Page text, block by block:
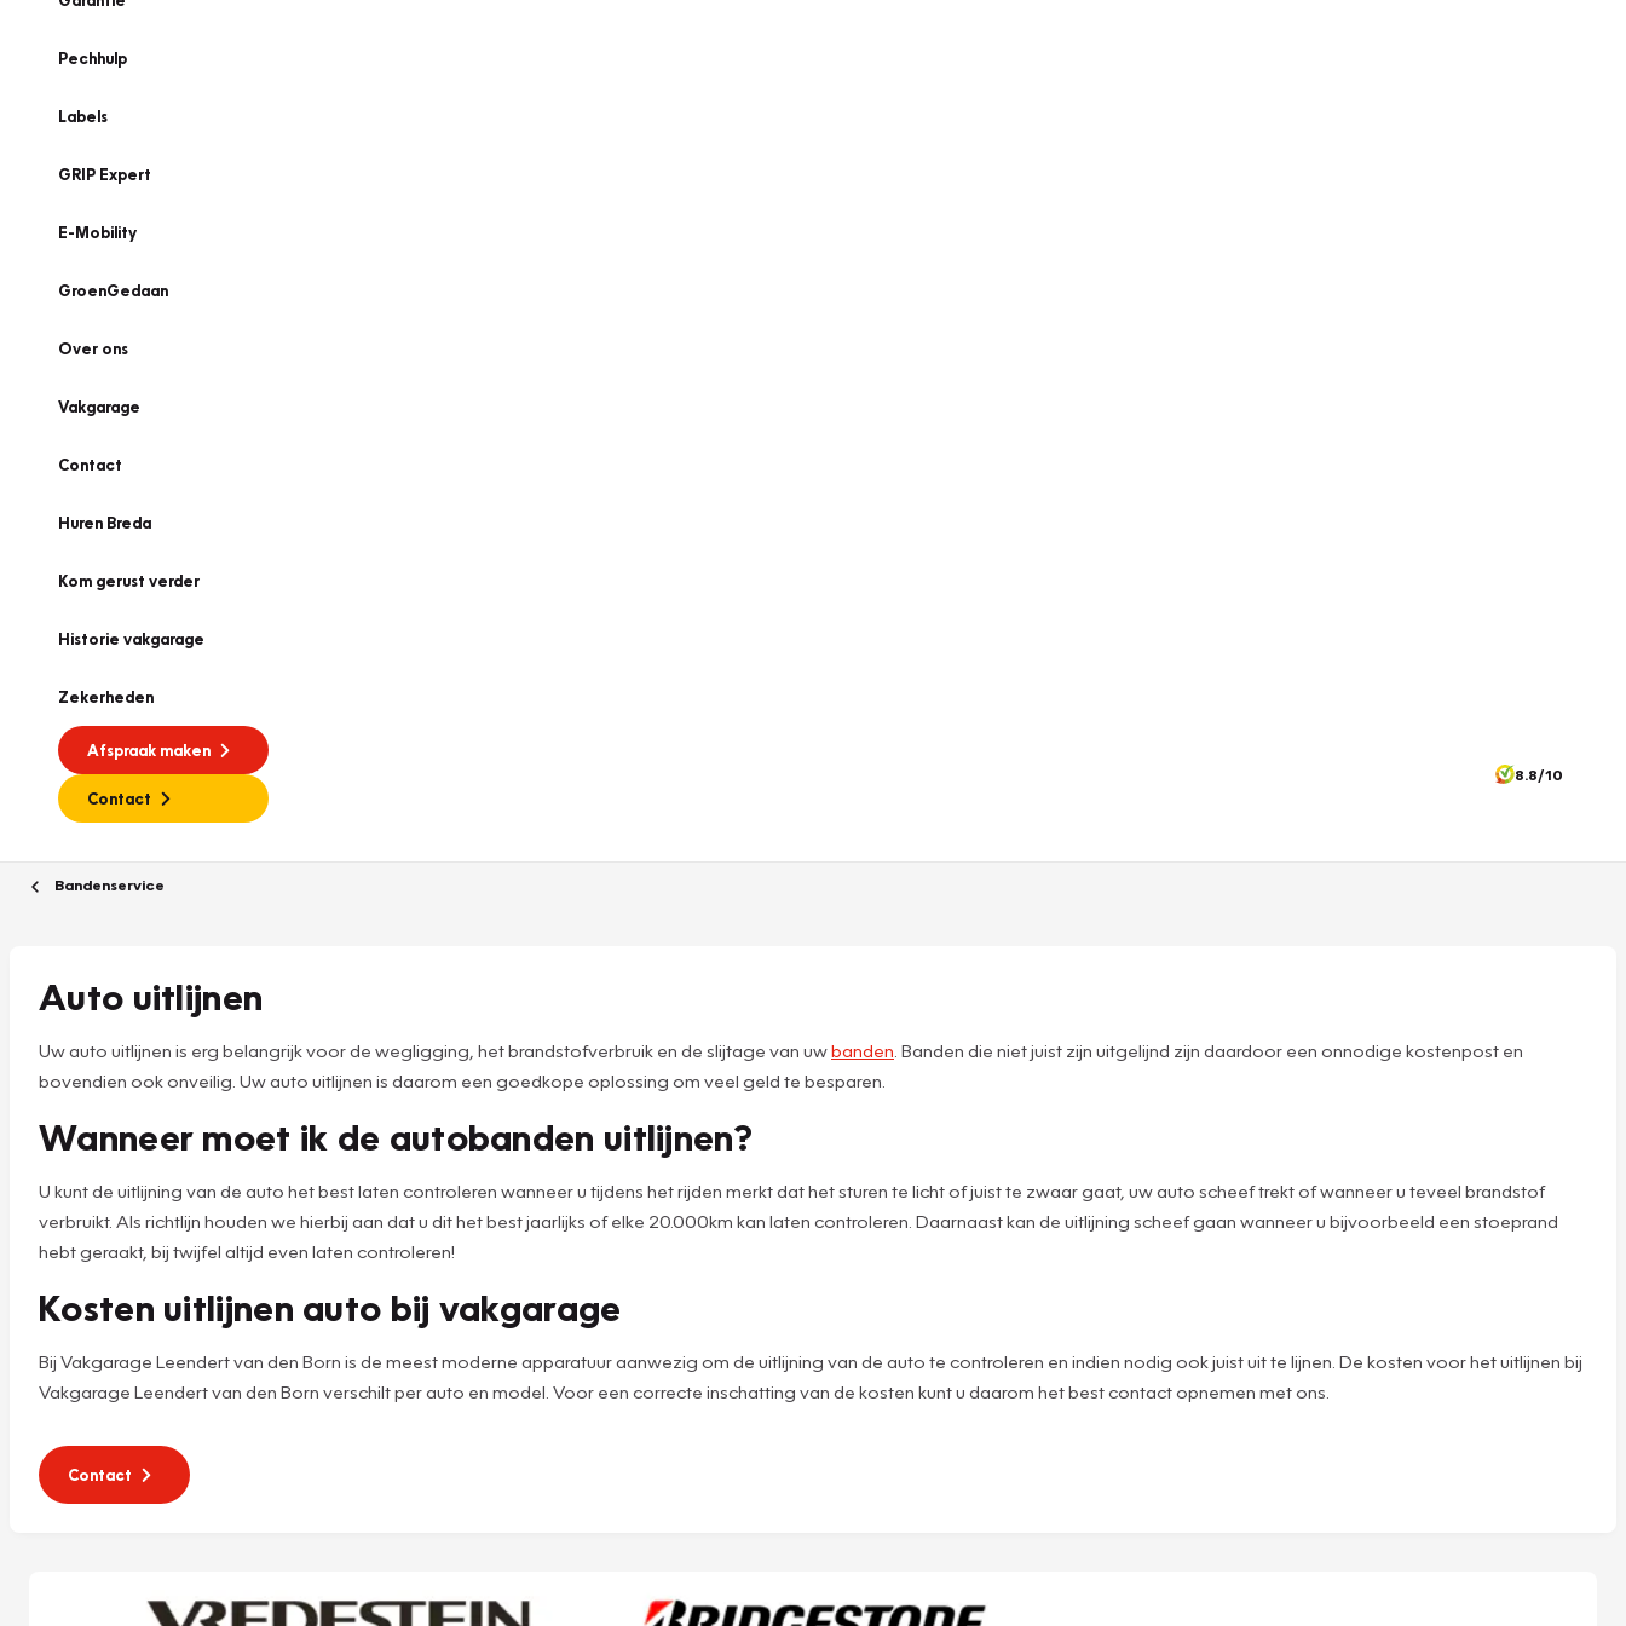
Pechhulp
Labels
GRIP Expert
E-Mobility
GroenGedaan
Over ons
Vakgarage
Contact
Huren Breda
Kom gerust verder
Historie vakgarage
Zekerheden
Afspraak maken
Contact
8.8/10
Bandenservice
Auto uitlijnen
Uw auto uitlijnen is erg belangrijk voor de wegligging, het brandstofverbruik en de slijtage van uwbanden . Banden die niet juist zijn uitgelijnd zijn daardoor een onnodige kostenpost en
bovendien ook onveilig. Uw auto uitlijnen is daarom een goedkope oplossing om veel geld te besparen.
Wanneer moet ik de autobanden uitlijnen?
U kunt de uitlijning van de auto het best laten controleren wanneer u tijdens het rijden merkt dat het sturen te licht of juist te zwaar gaat, uw auto scheef trekt of wanneer u teveel brandstof
verbruikt. Als richtlijn houden we hierbij aan dat u dit het best jaarlijks of elke 20.000km kan laten controleren. Daarnaast kan de uitlijning scheef gaan wanneer u bijvoorbeeld een stoeprand
hebt geraakt, bij twijfel altijd even laten controleren!
Kosten uitlijnen auto bij vakgarage
Bij Vakgarage Leendert van den Born is de meest moderne apparatuur aanwezig om de uitlijning van de auto te controleren en indien nodig ook juist uit te lijnen. De kosten voor het uitlijnen bij
Vakgarage Leendert van den Born verschilt per auto en model. Voor een correcte inschatting van de kosten kunt u daarom het best contact opnemen met ons.
Contact